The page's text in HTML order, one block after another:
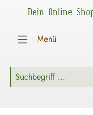
Dein Online
Menü